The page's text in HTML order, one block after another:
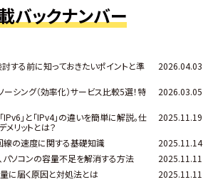
バックナンバー
する前に知っておきたいポイントと準
2026.04.03
ーシング（効率化）サービス比較5選！特
2026.03.05
」と「IPv4」の違いを簡単に解説。仕
メリットとは？
2025.11.19
線の速度に関する基礎知識
2025.11.14
パソコンの容量不足を解消する方法
2025.11.11
に届く原因と対処法とは
2025.11.11